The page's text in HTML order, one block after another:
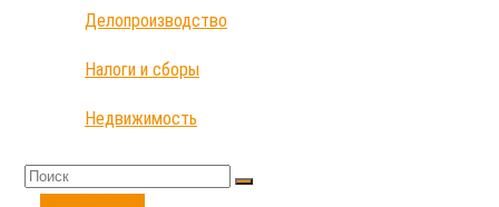
Делопроизводство
Налоги и сборы
Недвижимость